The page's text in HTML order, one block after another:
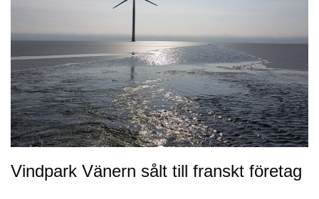
Vindpark Vänern sålt till franskt företag